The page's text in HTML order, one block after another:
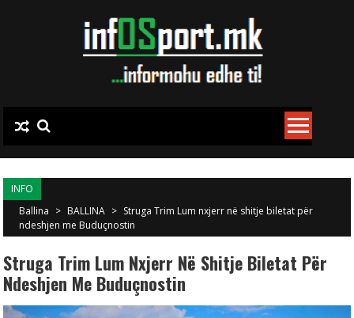
INFO
Ballina > BALLINA > Struga Trim Lum nxjerr në shitje biletat për
ndeshjen me Buduçnostin
Struga Trim Lum Nxjerr Në Shitje Biletat Për
Ndeshjen Me Buduçnostin